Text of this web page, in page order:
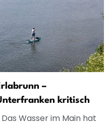
–
kritisch
Wasser im Main hat